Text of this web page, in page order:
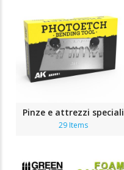
Pinze e attrezzi speciali
29 Items